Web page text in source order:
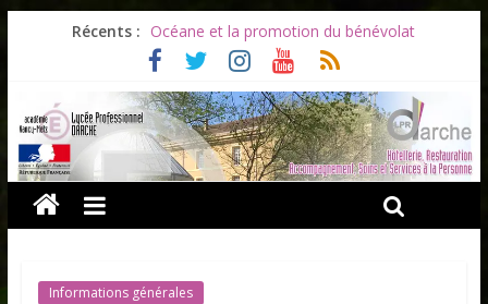
Récents : Océane et la promotion du bénévolat
Bonnes vacances à tous !
Infos rentrée septembre 2026
Soirée d’adieux au Lycée Darche
Les ULiS en haut du podium
Informations générales